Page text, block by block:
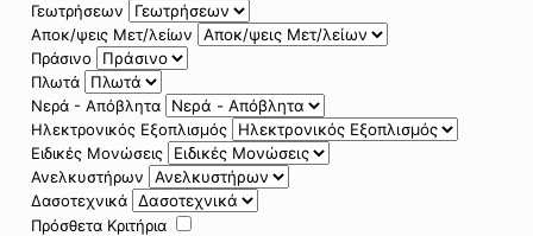
Γεωτρήσεων
Αποκ/ψεις Μετ/λείων
Πράσινο
Πλωτά
Νερά - Απόβλητα
Ηλεκτρονικός Εξοπλισμός
Ειδικές Μονώσεις
Ανελκυστήρων
Δασοτεχνικά
Πρόσθετα Κριτήρια